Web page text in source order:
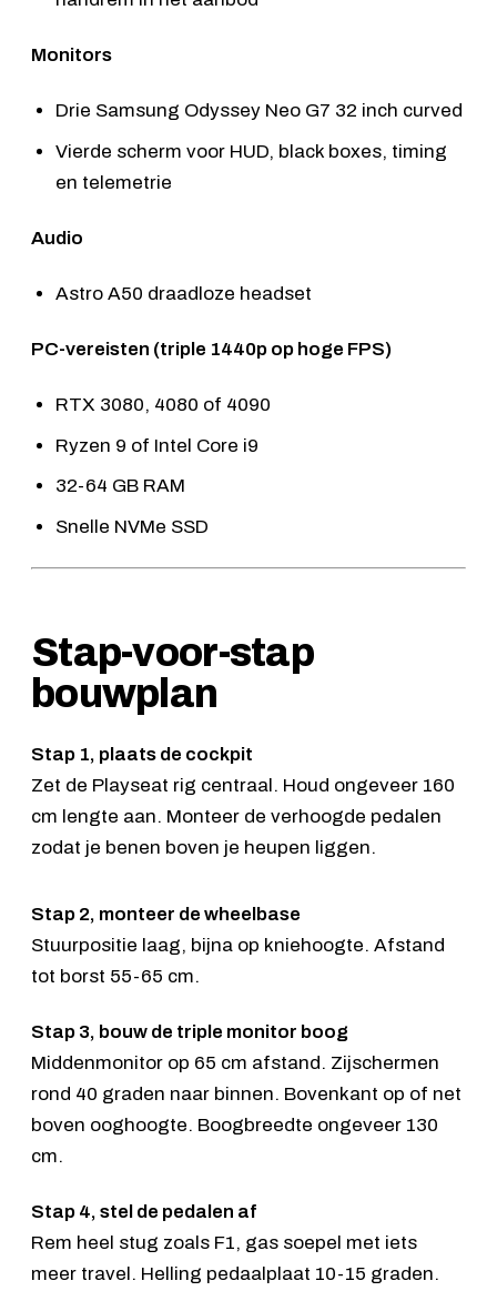
Monitors
Drie Samsung Odyssey Neo G7 32 inch curved
Vierde scherm voor HUD, black boxes, timing
en telemetrie
Audio
Astro A50 draadloze headset
PC-vereisten (triple 1440p op hoge FPS)
RTX 3080, 4080 of 4090
Ryzen 9 of Intel Core i9
32-64 GB RAM
Snelle NVMe SSD
Stap-voor-stap
bouwplan
Stap 1, plaats de cockpit
Zet de Playseat rig centraal. Houd ongeveer 160
cm lengte aan. Monteer de verhoogde pedalen
zodat je benen boven je heupen liggen.
Stap 2, monteer de wheelbase
Stuurpositie laag, bijna op kniehoogte. Afstand
tot borst 55-65 cm.
Stap 3, bouw de triple monitor boog
Middenmonitor op 65 cm afstand. Zijschermen
rond 40 graden naar binnen. Bovenkant op of net
boven ooghoogte. Boogbreedte ongeveer 130
cm.
Stap 4, stel de pedalen af
Rem heel stug zoals F1, gas soepel met iets
meer travel. Helling pedaalplaat 10-15 graden.